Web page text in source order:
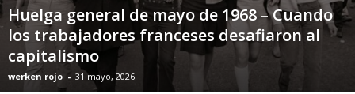
Huelga general de mayo de 1968 – Cuando
los trabajadores franceses desafiaron al
capitalismo
werken rojo - 31 mayo, 2026